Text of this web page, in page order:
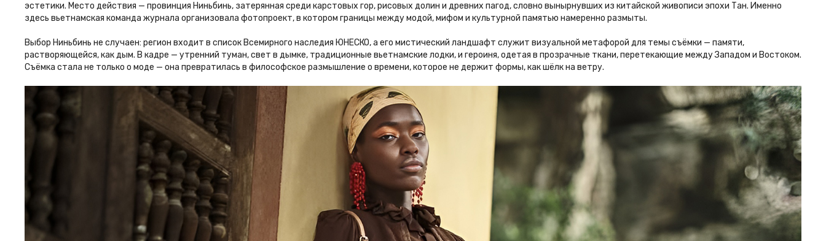
эстетики. Место действия — провинция Ниньбинь, затерянная среди карстовых гор, рисовых долин и древних пагод, словно вынырнувших из китайской живописи эпохи Тан. Именно
здесь вьетнамская команда журнала организовала фотопроект, в котором границы между модой, мифом и культурной памятью намеренно размыты.
Выбор Ниньбинь не случаен: регион входит в список Всемирного наследия ЮНЕСКО, а его мистический ландшафт служит визуальной метафорой для темы съёмки — памяти,
растворяющейся, как дым. В кадре — утренний туман, свет в дымке, традиционные вьетнамские лодки, и героиня, одетая в прозрачные ткани, перетекающие между Западом и Востоком.
Съёмка стала не только о моде — она превратилась в философское размышление о времени, которое не держит формы, как шёлк на ветру.